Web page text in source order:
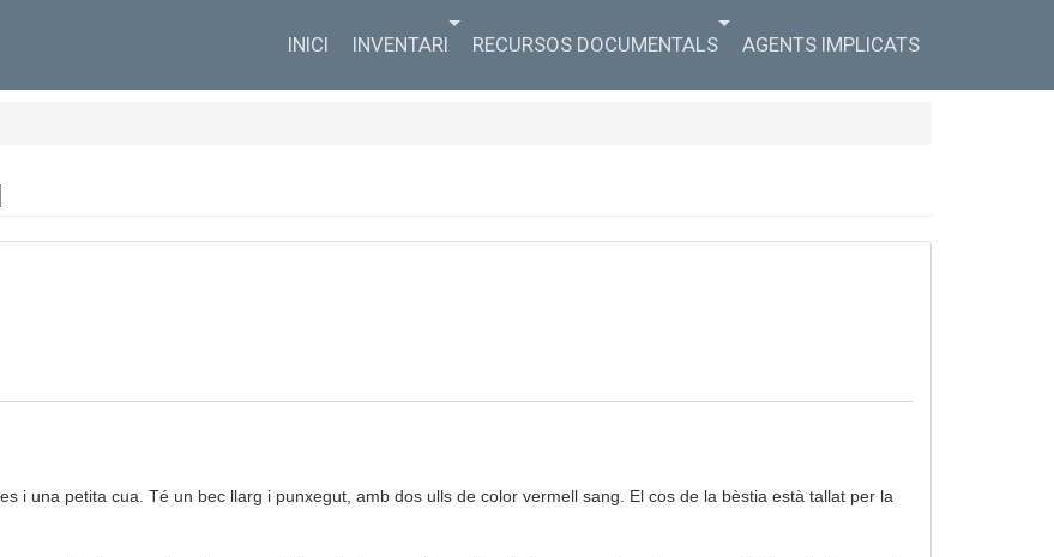
INICI INVENTARI RECURSOS DOCUMENTALS AGENTS IMPLICATS
i una petita cua. Té un bec llarg i punxegut, amb dos ulls de color vermell sang. El cos de la bèstia està tallat per la